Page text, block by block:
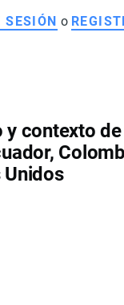
SESIÓN o
y contexto
Unidos